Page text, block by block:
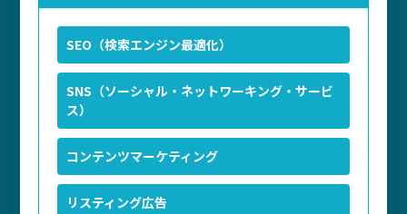
SEO（検索エンジン最適化）
SNS（ソーシャル・ネットワーキング・サービ
ス）
コンテンツマーケティング
リスティング広告